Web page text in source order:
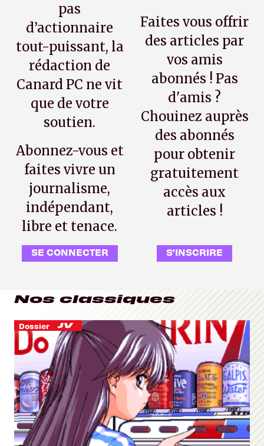
pas
d’actionnaire
tout-puissant, la
rédaction de
Canard PC ne vit
que de votre
soutien.
Abonnez-vous et
faites vivre un
journalisme,
indépendant,
libre et tenace.
SE CONNECTER
Faites vous offrir
des articles par
vos amis
abonnés ! Pas
d'amis ?
Chouinez auprès
des abonnés
pour obtenir
gratuitement
accès aux
articles !
S'INSCRIRE
Nos classiques
Dossier